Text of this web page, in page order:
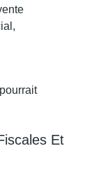
Et